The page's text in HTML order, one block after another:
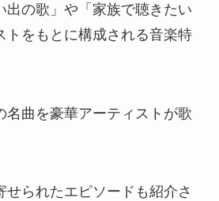
出の歌」や「家族で聴きたい
トをもとに構成される音楽特
名曲を豪華アーティストが歌
せられたエピソードも紹介さ